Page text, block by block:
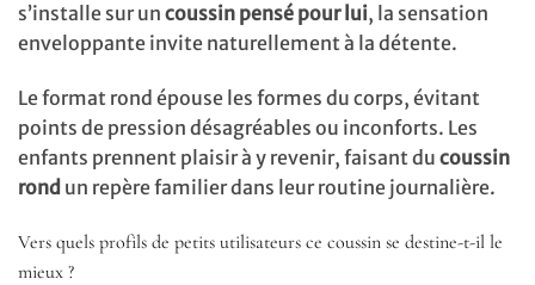
s’installe sur un coussin pensé pour lui, la sensation
enveloppante invite naturellement à la détente.
Le format rond épouse les formes du corps, évitant
points de pression désagréables ou inconforts. Les
enfants prennent plaisir à y revenir, faisant du coussin
rond un repère familier dans leur routine journalière.
Vers quels profils de petits utilisateurs ce coussin se destine-t-il le
mieux ?